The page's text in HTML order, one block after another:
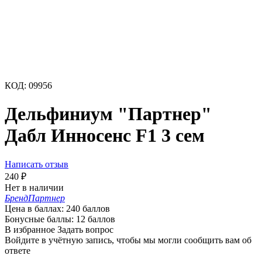
КОД: 09956
Дельфиниум "Партнер"
Дабл Инносенс F1 3 сем
Написать отзыв
240 ₽
Нет в наличии
БрендПартнер
Цена в баллах: 240 баллов
Бонусные баллы: 12 баллов
В избранное Задать вопрос
Войдите в учётную запись, чтобы мы могли сообщить вам об
ответе